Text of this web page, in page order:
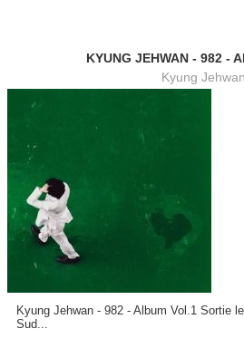
KYUNG JEHWAN - 982 -
Kyung Jehwan
Kyung Jehwan - 982 - Album Vol.1 Sortie
Sud...